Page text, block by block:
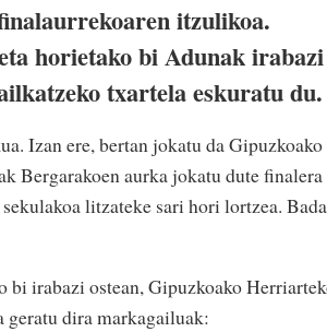
itzulikoa.
horietako bi Adunak irabazi
txartela eskuratu du.
Izan ere, bertan jokatu da Gipuzkoako
Bergarakoen aurka jokatu dute finalera
litzateke sari hori lortzea.
irabazi ostean, Gipuzkoako
geratu dira markagailuak: